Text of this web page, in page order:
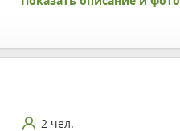
2 чел.